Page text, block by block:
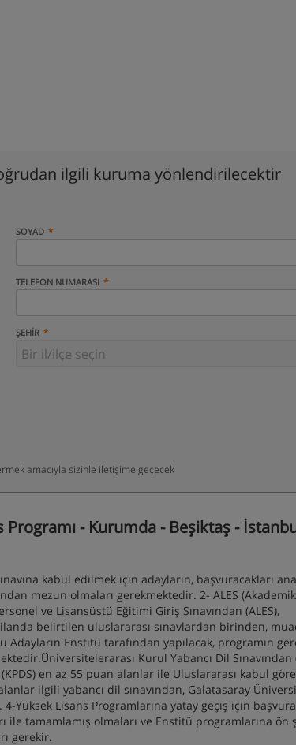
ilgili kuruma yönlendirilecektir
SOYAD
TELEFON NUMARASI
ŞEHIR
amacıyla sizinle iletişime geçecek
- Kurumda - Beşiktaş -
kabul edilmek için adayların, başvuracakları
mezun olmaları gerekmektedir. 2- ALES (Akademik
ve Lisansüstü Eğitimi Giriş Sınavından (ALES),
belirtilen uluslararası sınavlardan birinden,
Adayların Enstitü tarafından yapılacak, programın
Kurul Yabancı Dil Sınavından
en az 55 puan alanlar ile Uluslararası kabul
ilgili yabancı dil sınavından, Galatasaray
Yüksek Lisans Programlarına yatay geçiş için
ile tamamlamış olmaları ve Enstitü programlarına ön
gerekir.